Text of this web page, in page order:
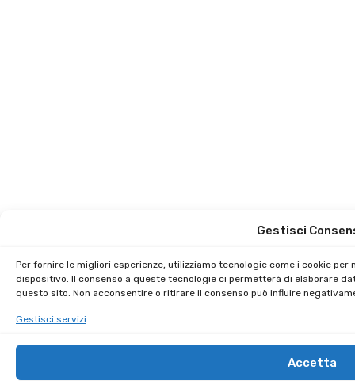
Gestisci
Per fornire le migliori esperienze, utilizziamo tecnologie come i cookie
dispositivo. Il consenso a queste tecnologie ci permetterà di elaborare
questo sito. Non acconsentire o ritirare il consenso può influire
Gestisci servizi
Accetta